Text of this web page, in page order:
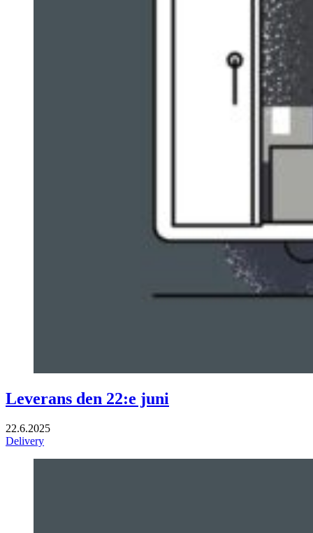
Leverans den 22:e juni
22.6.2025
Delivery